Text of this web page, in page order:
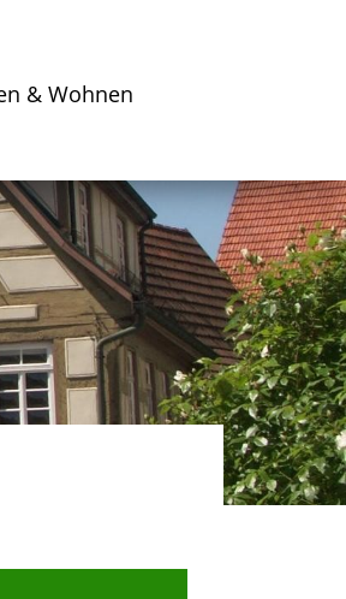
& Wohnen